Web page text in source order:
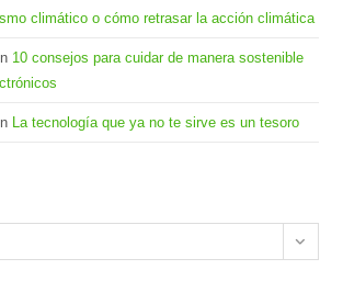
climático o cómo retrasar la acción climática
10 consejos para cuidar de manera sostenible
La tecnología que ya no te sirve es un tesoro